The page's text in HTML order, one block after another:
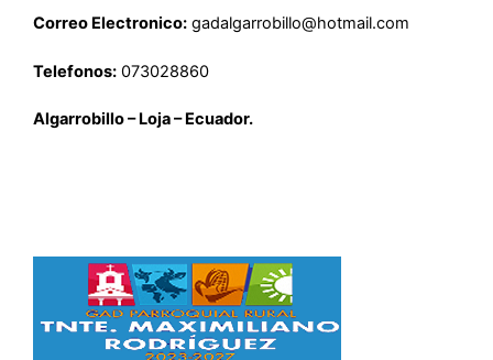
Correo Electronico: gadalgarrobillo@hotmail.com
Telefonos: 073028860
Algarrobillo – Loja – Ecuador.